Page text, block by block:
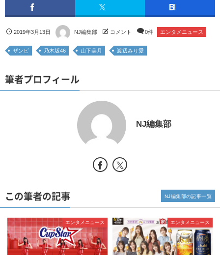
2019年3月13日 NJ編集部 コメント 0件 エンタメニュース
ザンビ 乃木坂46 山下美月 渡辺みり愛
筆者プロフィール
NJ編集部
この筆者の記事
エンタメニュース エンタメニュース
NJ編集部の記事一覧